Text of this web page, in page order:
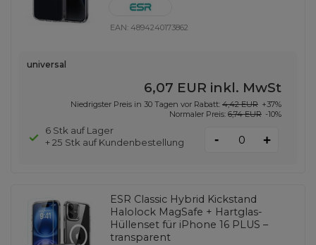
EAN: 4894240173862
universal
6,07 EUR inkl. MwSt
Niedrigster Preis in 30 Tagen vor Rabatt: 4,42 EUR +37%
Normaler Preis: 6,74 EUR -10%
6 Stk auf Lager
+ 25 Stk auf Kundenbestellung
- +
ESR Classic Hybrid Kickstand
Halolock MagSafe + Hartglas-
Hüllenset für iPhone 16 PLUS –
transparent